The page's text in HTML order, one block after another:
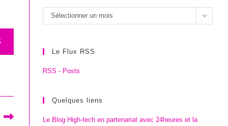
Les
archives
Sélectionner un mois
Le Flux RSS
RSS - Posts
Quelques liens
Le Blog High-tech en partenariat avec 24heures et la